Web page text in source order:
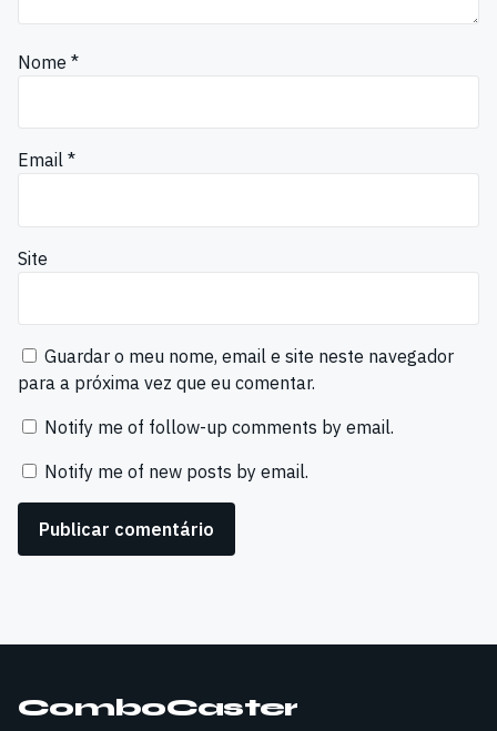
Nome *
Email *
Site
Guardar o meu nome, email e site neste navegador
para a próxima vez que eu comentar.
Notify me of follow-up comments by email.
Notify me of new posts by email.
ComboCaster